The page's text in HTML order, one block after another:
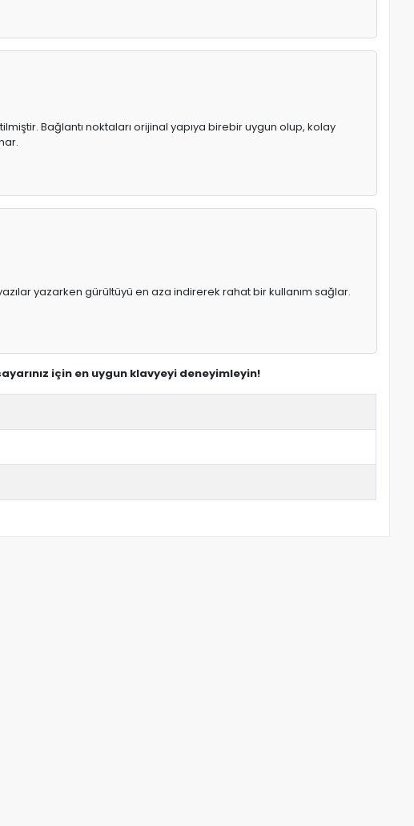
Bağlantı noktaları orijinal yapıya birebir uygun olup, kolay
yazarken gürültüyü en aza indirerek rahat bir kullanım sağlar.
için en uygun klavyeyi deneyimleyin!